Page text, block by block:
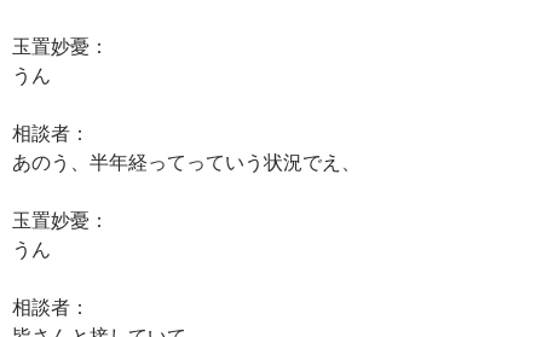
玉置妙憂：
うん
相談者：
あのう、半年経ってっていう状況でえ、
玉置妙憂：
うん
相談者：